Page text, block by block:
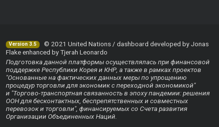
Version 3.5
© 2021 United Nations / dashboard developed by Jonas
Flake enhanced by Tjerah Leonardo
Подготовка данной платформы осуществлялась при финансовой
поддержке Республики Корея и КНР, а также в рамках проектов
"Основанные на фактических данных меры по упрощению
процедур торговли для экономик с переходной экономикой"
и "Торгово-транспортная связанность в эпоху пандемии: решения
ООН для бесконтактных, беспрепятственных и совместных
перевозок и торговли", финансируемых со Счета развития
Организации Объединенных Наций.